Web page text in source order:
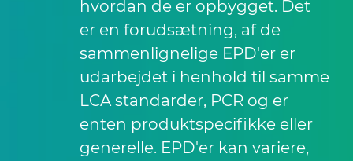
hvordan de er opbygget. Det
er en forudsætning, af de
sammenlignelige EPD'er er
udarbejdet i henhold til samme
LCA standarder, PCR og er
enten produktspecifikke eller
generelle. EPD'er kan variere,